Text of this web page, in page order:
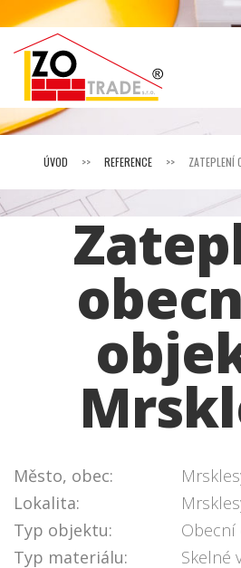
ÚVOD >> REFERENCE >> ZATEPLENÍ
Město, obec:
Lokalita:
Typ objektu:
Obecní
Typ materiálu:
Skelné